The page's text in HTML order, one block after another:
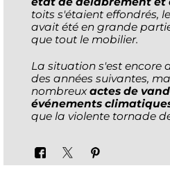
toits s'étaient effondrés,
avait été en grande
que tout le mobilier.
La situation s'est encore
des années suivantes,
nombreuxactes de
événements
que la violente tornade